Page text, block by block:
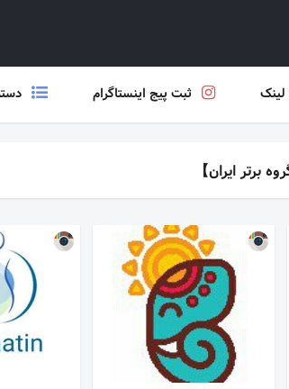
لینک ثبت پیج اینستاگرام